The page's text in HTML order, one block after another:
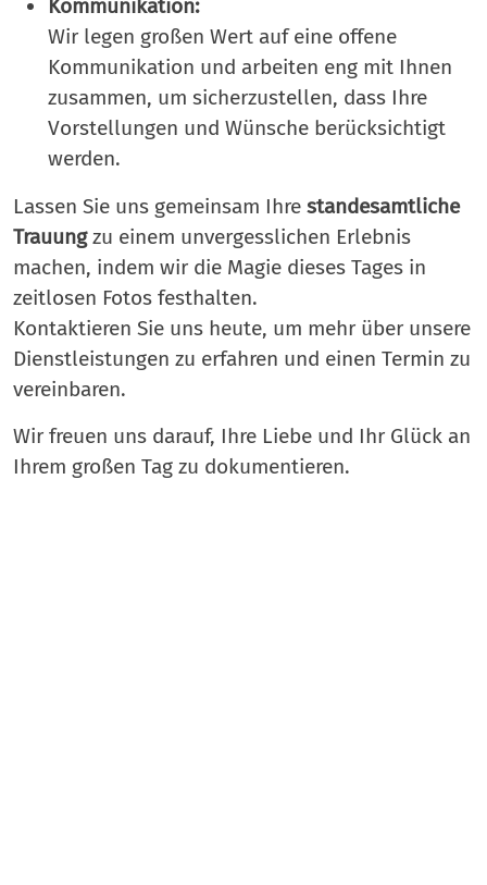
Kommunikation:
Wir legen großen Wert auf eine offene
Kommunikation und arbeiten eng mit Ihnen
zusammen, um sicherzustellen, dass Ihre
Vorstellungen und Wünsche berücksichtigt
werden.
Lassen Sie uns gemeinsam Ihre standesamtliche
Trauungzu einem unvergesslichen Erlebnis
machen, indem wir die Magie dieses Tages in
zeitlosen Fotos festhalten.
Kontaktieren Sie uns heute, um mehr über unsere
Dienstleistungen zu erfahren und einen Termin zu
vereinbaren.
Wir freuen uns darauf, Ihre Liebe und Ihr Glück an
Ihrem großen Tag zu dokumentieren.